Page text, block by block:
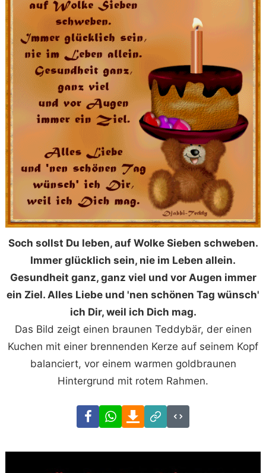
Soch sollst Du leben, auf Wolke Sieben schweben.
Immer glücklich sein, nie im Leben allein.
Gesundheit ganz, ganz viel und vor Augen immer
ein Ziel. Alles Liebe und 'nen schönen Tag wünsch'
ich Dir, weil ich Dich mag.
Das Bild zeigt einen braunen Teddybär, der einen
Kuchen mit einer brennenden Kerze auf seinem Kopf
balanciert, vor einem warmen goldbraunen
Hintergrund mit rotem Rahmen.
FacebookWhatsAppDownload
Link
Code